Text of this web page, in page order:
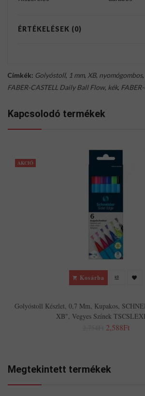
ÉRTÉKELÉSEK (0)
Címkék: Golyóstoll, 1 mm, XB, nyomógombos,
FABER-CASTELL Daily Ball Flow, kék,
Kapcsolodó termékek
AKCIÓ
Kosárba
Golyóstoll Készlet, 0,7 Mm, Kupakos,
XB", Vegyes Színek
2,588Ft
Megtekintett termékek